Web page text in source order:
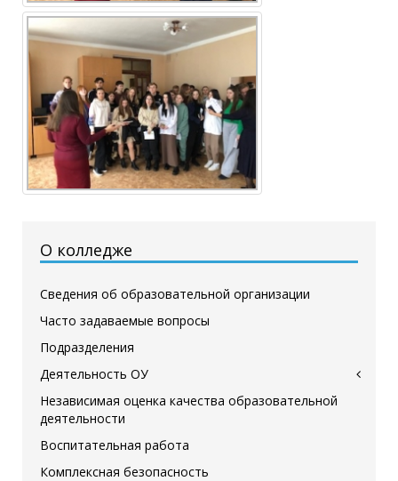
О колледже
Сведения об образовательной организации
Часто задаваемые вопросы
Подразделения
Деятельность ОУ
Независимая оценка качества образовательной
деятельности
Воспитательная работа
Комплексная безопасность